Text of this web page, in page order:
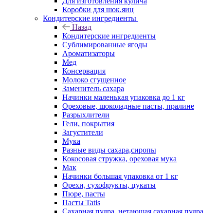
Коробки для шок.яиц
Кондитерские ингредиенты
Назад
Кондитерские ингредиенты
Сублимированные ягоды
Ароматизаторы
Мед
Консервация
Молоко сгущенное
Заменитель сахара
Начинки маленькая упаковка до 1 кг
Ореховые, шоколадные пасты, пралине
Разрыхлители
Гели, покрытия
Загустители
Мука
Разные виды сахара,сиропы
Кокосовая стружка, ореховая мука
Мак
Начинки большая упаковка от 1 кг
Орехи, сухофрукты, цукаты
Пюре, пасты
Пасты Tatis
Сахарная пудра, нетающая сахарная пудра